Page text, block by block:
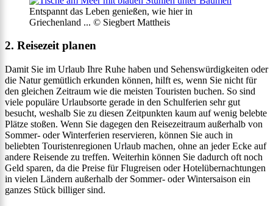
Entspannt das Leben genießen, wie hier in
Griechenland ... © Siegbert Mattheis
2. Reisezeit planen
Damit Sie im Urlaub Ihre Ruhe haben und Sehenswürdigkeiten oder
die Natur gemütlich erkunden können, hilft es, wenn Sie nicht für
den gleichen Zeitraum wie die meisten Touristen buchen. So sind
viele populäre Urlaubsorte gerade in den Schulferien sehr gut
besucht, weshalb Sie zu diesen Zeitpunkten kaum auf wenig belebte
Plätze stoßen. Wenn Sie dagegen den Reisezeitraum außerhalb von
Sommer- oder Winterferien reservieren, können Sie auch in
beliebten Touristenregionen Urlaub machen, ohne an jeder Ecke auf
andere Reisende zu treffen. Weiterhin können Sie dadurch oft noch
Geld sparen, da die Preise für Flugreisen oder Hotelübernachtungen
in vielen Ländern außerhalb der Sommer- oder Wintersaison ein
ganzes Stück billiger sind.